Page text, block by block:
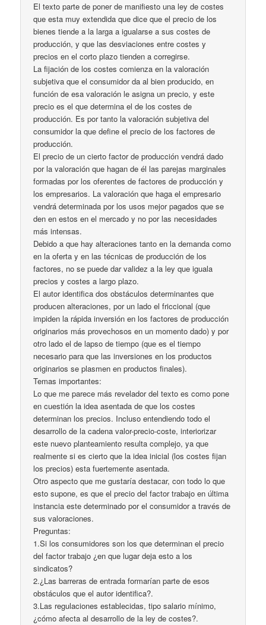
El texto parte de poner de manifiesto una ley de costes
que esta muy extendida que dice que el precio de los
bienes tiende a la larga a igualarse a sus costes de
producción, y que las desviaciones entre costes y
precios en el corto plazo tienden a corregirse.
La fijación de los costes comienza en la valoración
subjetiva que el consumidor da al bien producido, en
función de esa valoración le asigna un precio, y este
precio es el que determina el de los costes de
producción. Es por tanto la valoración subjetiva del
consumidor la que define el precio de los factores de
producción.
El precio de un cierto factor de producción vendrá dado
por la valoración que hagan de él las parejas marginales
formadas por los oferentes de factores de producción y
los empresarios. La valoración que haga el empresario
vendrá determinada por los usos mejor pagados que se
den en estos en el mercado y no por las necesidades
más intensas.
Debido a que hay alteraciones tanto en la demanda como
en la oferta y en las técnicas de producción de los
factores, no se puede dar validez a la ley que iguala
precios y costes a largo plazo.
El autor identifica dos obstáculos determinantes que
producen alteraciones, por un lado el friccional (que
impiden la rápida inversión en los factores de producción
originarios más provechosos en un momento dado) y por
otro lado el de lapso de tiempo (que es el tiempo
necesario para que las inversiones en los productos
originarios se plasmen en productos finales).
Temas importantes:
Lo que me parece más revelador del texto es como pone
en cuestión la idea asentada de que los costes
determinan los precios. Incluso entendiendo todo el
desarrollo de la cadena valor-precio-coste, interiorizar
este nuevo planteamiento resulta complejo, ya que
realmente si es cierto que la idea inicial (los costes fijan
los precios) esta fuertemente asentada.
Otro aspecto que me gustaría destacar, con todo lo que
esto supone, es que el precio del factor trabajo en última
instancia este determinado por el consumidor a través de
sus valoraciones.
Preguntas:
1.Si los consumidores son los que determinan el precio
del factor trabajo ¿en que lugar deja esto a los
sindicatos?
2.¿Las barreras de entrada formarían parte de esos
obstáculos que el autor identifica?.
3.Las regulaciones establecidas, tipo salario mínimo,
¿cómo afecta al desarrollo de la ley de costes?.